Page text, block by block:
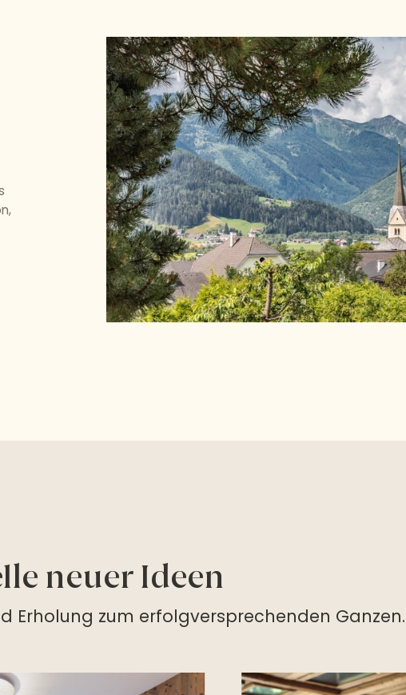
neuer Ideen
Erholung zum erfolgversprechenden Ganzen.